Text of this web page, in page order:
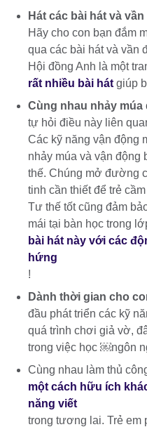
Hát các bài hát và
Hãy cho con bạn đắm
qua các bài hát và vần
Hội đồng Anh là một
rất nhiều bài hát giúp
Cùng nhau nhảy múa
tự hỏi điều này liên
Các kỹ năng vận động
nhảy múa và vận
thế. Chúng mở đường
tinh cần thiết để trẻ
Tư thế tốt cũng đảm
mái tại bàn học trong
bài hát này với các
hứng
!
Dành thời gian cho
đầu phát triển các kỹ
quá trình chơi giả vờ,
trong việc học ​￼​ngôn
Cùng nhau làm thủ
một cách hữu ích
năng viết
trong tương lai. Trẻ em